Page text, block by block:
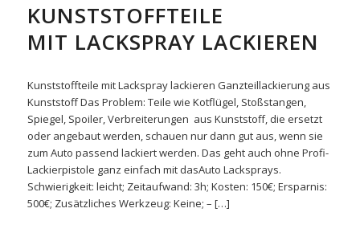
KUNSTSTOFFTEILE
MIT LACKSPRAY LACKIEREN
Kunststoffteile mit Lackspray lackieren Ganzteillackierung aus
Kunststoff Das Problem: Teile wie Kotflügel, Stoßstangen,
Spiegel, Spoiler, Verbreiterungen aus Kunststoff, die ersetzt
oder angebaut werden, schauen nur dann gut aus, wenn sie
zum Auto passend lackiert werden. Das geht auch ohne Profi-
Lackierpistole ganz einfach mit dasAuto Lacksprays.
Schwierigkeit: leicht; Zeitaufwand: 3h; Kosten: 150€; Ersparnis:
500€; Zusätzliches Werkzeug: Keine; – […]